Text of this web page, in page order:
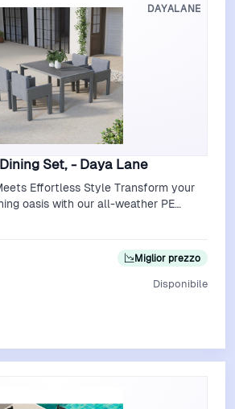
DAYALANE
Set, - Daya Lane
Effortless Style Transform your
oasis with our all-weather PE
Miglior prezzo
Disponibile